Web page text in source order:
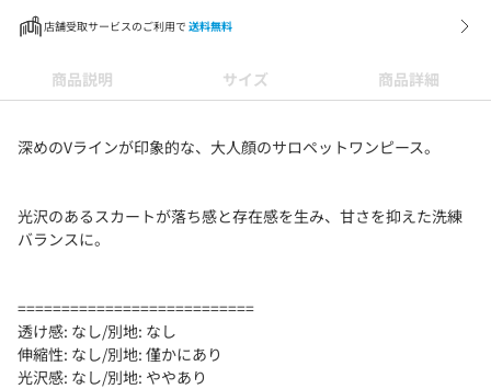
店舗受取サービスのご利用で 送料無料
商品説明 サイズ 商品詳細
深めのVラインが印象的な、大人顔のサロペットワンピース。
光沢のあるスカートが落ち感と存在感を生み、甘さを抑えた洗練
バランスに。
===========================
透け感: なし/別地: なし
伸縮性: なし/別地: 僅かにあり
光沢感: なし/別地: ややあり